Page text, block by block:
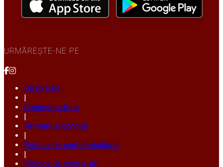
URMĂREȘTE-NE PE
Despre noi
Contactează-ne
Termeni și condiții
Politica de confidențialitate
Politica de cookie-uri